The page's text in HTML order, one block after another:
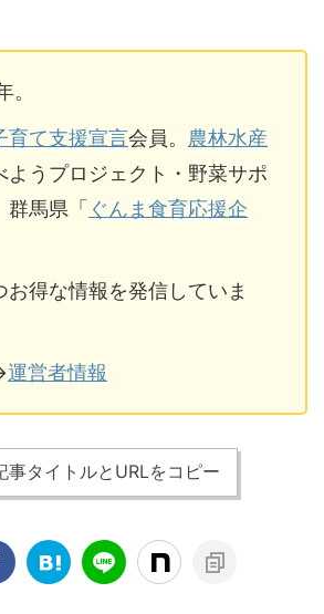
。
育て支援宣言会員。 農林水産
ようプロジェクト・野菜サポ
群馬県「 ぐんま食育応援企
お得な情報を発信していま
運営者情報
事タイトルとURLをコピー